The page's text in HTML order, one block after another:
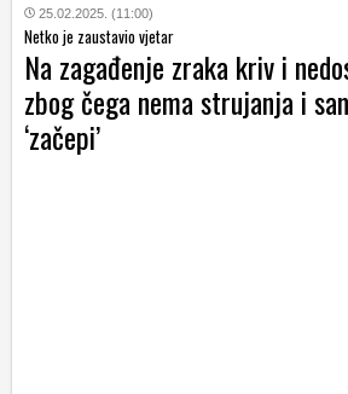
25.02.2025. (11:00)
Netko je zaustavio vjetar
Na zagađenje zraka kriv i
zbog čega nema strujanja i
‘začepi’